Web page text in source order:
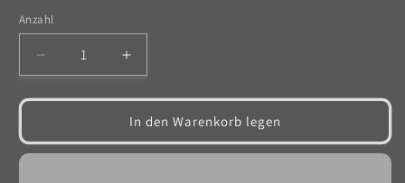
Anzahl
Anzahl
Verringere
die
Menge
Diffuser
-
Erhöhe
die
Menge
für
Diffuser
-
In den Warenkorb legen